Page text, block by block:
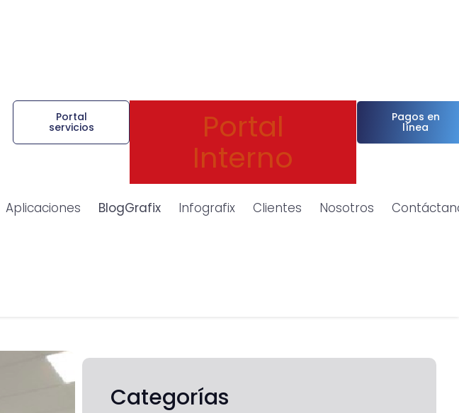
Portal
servicios Portal
Interno
Pagos en
línea
Aplicaciones BlogGrafix Infografix Clientes Nosotros
Categorías